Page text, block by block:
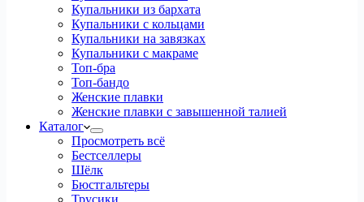
Купальники из бархата
Купальники с кольцами
Купальники на завязках
Купальники с макраме
Топ-бра
Топ-бандо
Женские плавки
Женские плавки с завышенной талией
Каталог
Просмотреть всё
Бестселлеры
Шёлк
Бюстгальтеры
Трусики